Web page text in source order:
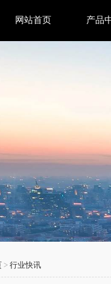
诀：自
网站首页 产品
> 行业快讯